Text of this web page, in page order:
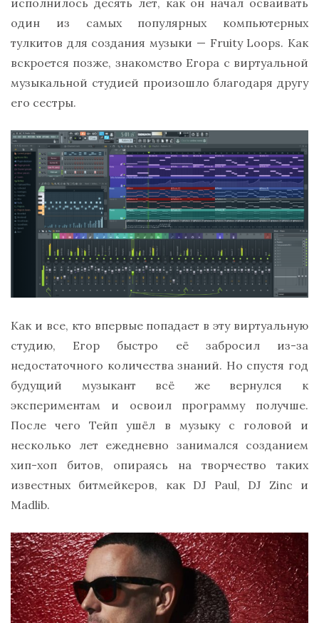
исполнилось десять лет, как он начал осваивать
один из самых популярных компьютерных
тулкитов для создания музыки — Fruity Loops. Как
вскроется позже, знакомство Егора с виртуальной
музыкальной студией произошло благодаря другу
его сестры.
Как и все, кто впервые попадает в эту виртуальную
студию, Егор быстро её забросил из-за
недостаточного количества знаний. Но спустя год
будущий музыкант всё же вернулся к
экспериментам и освоил программу получше.
После чего Тейп ушёл в музыку с головой и
несколько лет ежедневно занимался созданием
хип-хоп битов, опираясь на творчество таких
известных битмейкеров, как DJ Paul, DJ Zinc и
Madlib.